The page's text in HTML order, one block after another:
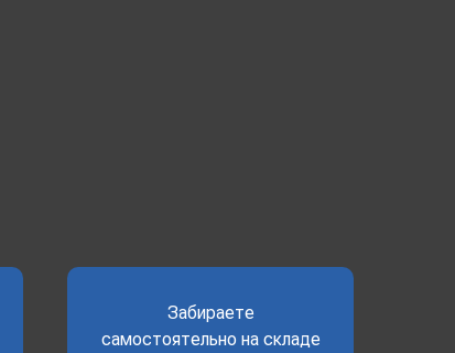
Забираете
самостоятельно на складе